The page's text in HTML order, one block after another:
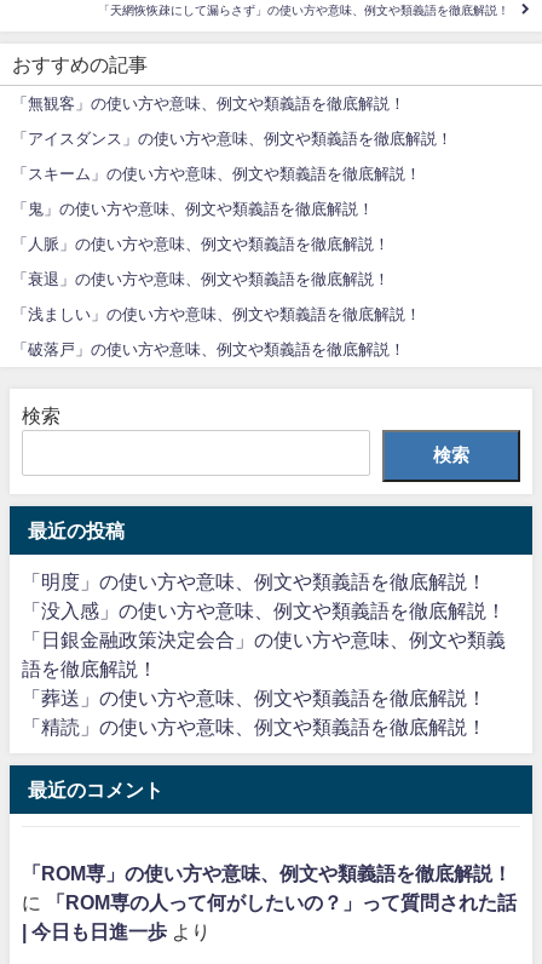
「天網恢恢疎にして漏らさず」の使い方や意味、例文や類義語を徹底解説！
おすすめの記事
「無観客」の使い方や意味、例文や類義語を徹底解説！
「アイスダンス」の使い方や意味、例文や類義語を徹底解説！
「スキーム」の使い方や意味、例文や類義語を徹底解説！
「鬼」の使い方や意味、例文や類義語を徹底解説！
「人脈」の使い方や意味、例文や類義語を徹底解説！
「衰退」の使い方や意味、例文や類義語を徹底解説！
「浅ましい」の使い方や意味、例文や類義語を徹底解説！
「破落戸」の使い方や意味、例文や類義語を徹底解説！
検索
検索
最近の投稿
「明度」の使い方や意味、例文や類義語を徹底解説！
「没入感」の使い方や意味、例文や類義語を徹底解説！
「日銀金融政策決定会合」の使い方や意味、例文や類義
語を徹底解説！
「葬送」の使い方や意味、例文や類義語を徹底解説！
「精読」の使い方や意味、例文や類義語を徹底解説！
最近のコメント
「ROM専」の使い方や意味、例文や類義語を徹底解説！
に
「ROM専の人って何がしたいの？」って質問された話
| 今日も日進一歩 より